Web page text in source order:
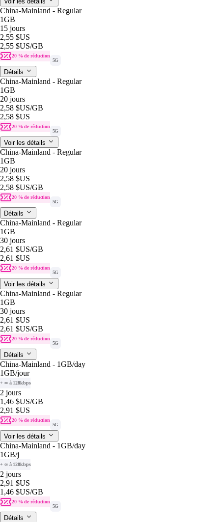
China-Mainland - Regular
1GB
15 jours
2,55 $US
2,55 $US/GB
20 % de réduction
5G
Détails
China-Mainland - Regular
1GB
20 jours
2,58 $US/GB
2,58 $US
20 % de réduction
5G
Voir les détails
China-Mainland - Regular
1GB
20 jours
2,58 $US
2,58 $US/GB
20 % de réduction
5G
Détails
China-Mainland - Regular
1GB
30 jours
2,61 $US/GB
2,61 $US
20 % de réduction
5G
Voir les détails
China-Mainland - Regular
1GB
30 jours
2,61 $US
2,61 $US/GB
20 % de réduction
5G
Détails
China-Mainland - 1GB/day
1GB/jour
+ ∞ à 128kbps
2 jours
1,46 $US/GB
2,91 $US
20 % de réduction
5G
Voir les détails
China-Mainland - 1GB/day
1GB/j
+ ∞ à 128kbps
2 jours
2,91 $US
1,46 $US/GB
20 % de réduction
5G
Détails